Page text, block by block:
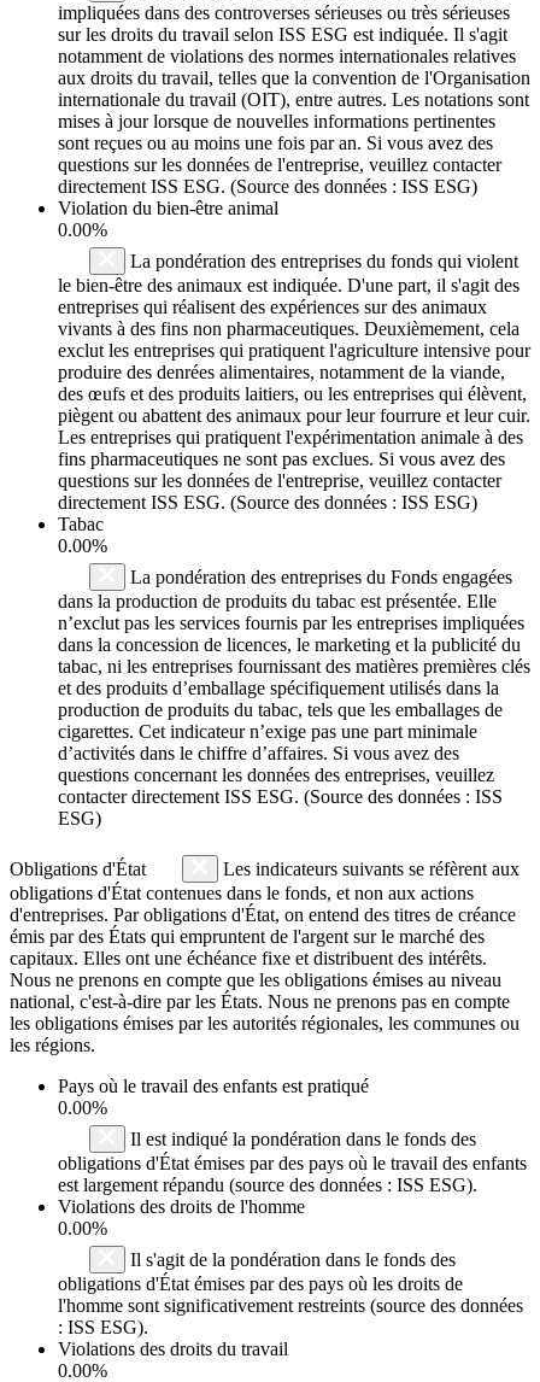
impliquées dans des controverses sérieuses ou très sérieuses
sur les droits du travail selon ISS ESG est indiquée. Il s'agit
notamment de violations des normes internationales relatives
aux droits du travail, telles que la convention de l'Organisation
internationale du travail (OIT), entre autres. Les notations sont
mises à jour lorsque de nouvelles informations pertinentes
sont reçues ou au moins une fois par an. Si vous avez des
questions sur les données de l'entreprise, veuillez contacter
directement ISS ESG. (Source des données : ISS ESG)
Violation du bien-être animal
0.00%
La pondération des entreprises du fonds qui violent
le bien-être des animaux est indiquée. D'une part, il s'agit des
entreprises qui réalisent des expériences sur des animaux
vivants à des fins non pharmaceutiques. Deuxièmement, cela
exclut les entreprises qui pratiquent l'agriculture intensive pour
produire des denrées alimentaires, notamment de la viande,
des œufs et des produits laitiers, ou les entreprises qui élèvent,
piègent ou abattent des animaux pour leur fourrure et leur cuir.
Les entreprises qui pratiquent l'expérimentation animale à des
fins pharmaceutiques ne sont pas exclues. Si vous avez des
questions sur les données de l'entreprise, veuillez contacter
directement ISS ESG. (Source des données : ISS ESG)
Tabac
0.00%
La pondération des entreprises du Fonds engagées
dans la production de produits du tabac est présentée. Elle
n’exclut pas les services fournis par les entreprises impliquées
dans la concession de licences, le marketing et la publicité du
tabac, ni les entreprises fournissant des matières premières clés
et des produits d’emballage spécifiquement utilisés dans la
production de produits du tabac, tels que les emballages de
cigarettes. Cet indicateur n’exige pas une part minimale
d’activités dans le chiffre d’affaires. Si vous avez des
questions concernant les données des entreprises, veuillez
contacter directement ISS ESG. (Source des données : ISS
ESG)
Obligations d'État
Les indicateurs suivants se réfèrent aux
obligations d'État contenues dans le fonds, et non aux actions
d'entreprises. Par obligations d'État, on entend des titres de créance
émis par des États qui empruntent de l'argent sur le marché des
capitaux. Elles ont une échéance fixe et distribuent des intérêts.
Nous ne prenons en compte que les obligations émises au niveau
national, c'est-à-dire par les États. Nous ne prenons pas en compte
les obligations émises par les autorités régionales, les communes ou
les régions.
Pays où le travail des enfants est pratiqué
0.00%
Il est indiqué la pondération dans le fonds des
obligations d'État émises par des pays où le travail des enfants
est largement répandu (source des données : ISS ESG).
Violations des droits de l'homme
0.00%
Il s'agit de la pondération dans le fonds des
obligations d'État émises par des pays où les droits de
l'homme sont significativement restreints (source des données
: ISS ESG).
Violations des droits du travail
0.00%